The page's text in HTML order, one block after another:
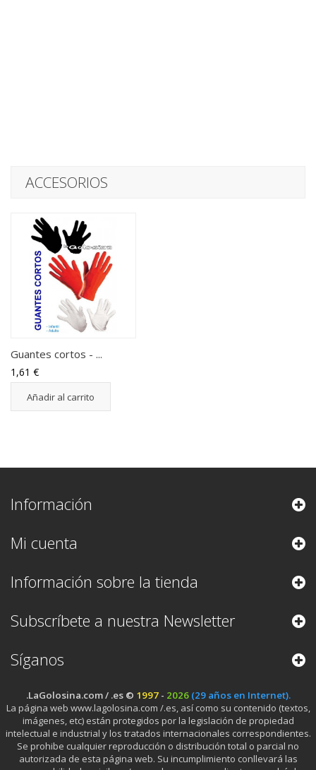
ACCESORIOS
Guantes cortos - ...
1,61 €
Añadir al carrito
Información
Mi cuenta
Información sobre la tienda
Subscríbete a nuestra Newsletter
Síganos
.LaGolosina.com / .es © 1997- 2026 (29 años en Internet).
La página web www.lagolosina.com /.es, así como su contenido (textos,
imágenes, etc) están protegidos por la legislación de propiedad
intelectual e industrial y los tratados internacionales correspondientes.
Se prohibe cualquier reproducción o distribución total o parcial no
autorizada de esta página web. Su incumplimiento conllevará las